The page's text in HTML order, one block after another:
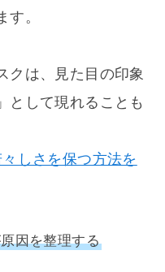
。
クは、見た目の印象
として現れることも
しさを保つ方法を
因を整理する